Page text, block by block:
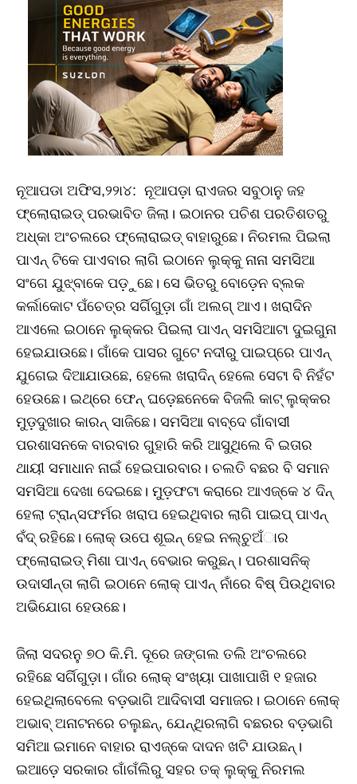
ନୂଆପଡା ଅଫିସ,୨୨ା୪: ନୂଆପଡ଼ା ରାଏଜର ସବୁଠାନୁ ଜହ
ଫ୍ଲୋରାଇଡ୍‌ ପରଭାବିତ ଜିଲା। ଇଠାନର ପଚିଶ ପରତିଶତରୁ
ଅଧ୍‌କା ଅଂଚଲରେ ଫ୍ଲୋରାଇଡ୍‌ ବାହାରୁଛେ। ନିରମଲ ପିଇଲା
ପାଏନ୍‌ ଟିକେ ପାଏବାର ଲାଗି ଇଠାନେ ଲୁକ୍‌କୁ ନାନା ସମସିଆ
ସଂଗେ ଯୁଝ୍‌ବାକେ ପଡ଼ୁଛେ। ସେ ଭିତରୁ ବୋଡ଼େନ ବ୍ଲକ
କର୍ଲାକୋଟ ପଁଚେତ୍‌ର ସର୍ଗିଗୁଡ଼ା ଗାଁ ଅଲଗ୍‌ ଆଏ। ଖରାଦିନ
ଆଏଲେ ଇଠାନେ ଲୁକ୍‌କର ପିଇଲା ପାଏନ୍‌ ସମସିଆଟା ଦୁଇଗୁନା
ହେଇଯାଉଛେ। ଗାଁକେ ପାସର ଗୁଟେ ନଦୀରୁ ପାଇପ୍‌ରେ ପାଏନ୍‌
ଯୁଗେଇ ଦିଆଯାଉଛେ, ହେଲେ ଖରାଦିନ୍‌ ହେଲେ ସେଟା ବି ନିହଁଟ
ହେଉଛେ। ଇଥ୍‌ରେ ଫେନ୍‌ ଘଡ଼େଛନେକେ ବିଜଲି କାଟ୍‌ ଲୁକ୍‌କର
ମୁଡ଼ଦୁଖାର କାରନ୍‌ ସାଜିଛେ। ସମସିଆ ବାବ୍‌ଦେ ଗାଁବାସୀ
ପରଶାସନକେ ବାରବାର ଗୁହାରି କରି ଆସୁଥିଲେ ବି ଇତାର
ଥାୟୀ ସମାଧାନ ନାଇଁ ହେଇପାରବାର। ଚଲତି ବଛର ବି ସମାନ
ସମସିଆ ଦେଖା ଦେଇଛେ। ମୁଡ଼ଫଟା କରାରେ ଆଏଜ୍‌କେ ୪ ଦିନ୍‌
ହେଲା ଟ୍ରାନ୍ସଫର୍ମର ଖରାପ ହେଇଥିବାର ଲାଗି ପାଇପ୍‌ ପାଏନ୍‌
ବଁଦ୍‌ ରହିଛେ। ଲୋକ୍‌ ଉପେ ଶୂଇନ୍‌ ହେଇ ନଲ୍‌ଚୁଅଁାର
ଫ୍ଲୋରାଇଡ୍‌ ମିଶା ପାଏନ୍‌ ବେଭାର କରୁଛନ୍‌। ପରଶାସନିକ୍‌
ଉଦାସୀନ୍‌ତା ଲାଗି ଇଠାନେ ଲୋକ୍‌ ପାଏନ୍‌ ନାଁରେ ବିଷ୍‌ ପିଉଥିବାର
ଅଭିଯୋଗ ହେଉଛେ।
ଜିଲା ସଦରନୁ ୭୦ କି.ମି. ଦୂରେ ଜଙ୍ଗଲ ତଲି ଅଂଚଲରେ
ରହିଛେ ସର୍ଗିଗୁଡ଼ା। ଗାଁର ଲୋକ୍‌ ସଂଖ୍ୟା ପାଖାପାଖି ୧ ହଜାର
ହେଇଥିଲାବେଲେ ବଡ଼ଭାଗି ଆଦିବାସୀ ସମାଜର। ଇଠାନେ ଲୋକ୍‌
ଅଭାବ୍‌ ଅନାଟନରେ ଚଲୁଛନ୍‌, ଯେନ୍‌ଥିରଲାଗି ବଛରର ବଡ଼ଭାଗି
ସମିଆ ଇମାନେ ବାହାର ରାଏଜ୍‌କେ ଦାଦନ ଖଟି ଯାଉଛନ୍‌।
ଇଆଡ଼େ ସରକାର ଗାଁଗଁଲିରୁ ସହର ତକ୍‌ ଲୁକ୍‌କୁ ନିରମଲ